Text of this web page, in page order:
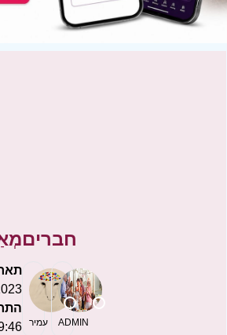
חברים
עמיר ADMIN